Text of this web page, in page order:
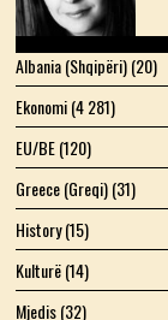
Albania (Shqipëri)(20)
Ekonomi(4 281)
EU/BE(120)
Greece (Greqi)(31)
History(15)
Kulturë(14)
Mjedis(32)